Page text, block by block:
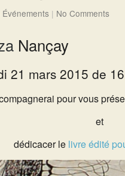
Événements | No Comments
Nançay
21 mars 2015 de
pour vous
et
dédicacer le livre édité